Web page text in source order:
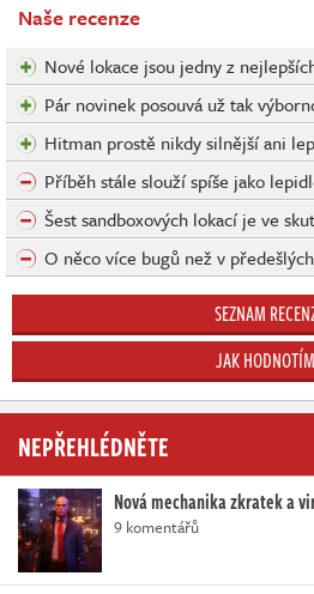
Naše recenze
Nové lokace jsou jedny z
Pár novinek posouvá už tak
Hitman prostě nikdy silnější ani
Příběh stále slouží spíše jako
Šest sandboxových lokací je ve
O něco více bugů než v
SEZNAM
JAK
NEPŘEHLÉDNĚTE
Nová mechanika zkratek a
9 komentářů